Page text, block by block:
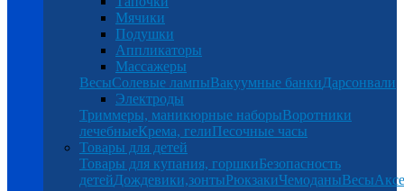
Мячики
Подушки
Аппликаторы
Массажеры
ВесыСолевые лампыВакуумные банкиДарсонвали
Электроды
Триммеры, маникюрные наборыВоротники
лечебныеКрема, гелиПесочные часы
Товары для детей
Товары для купания, горшкиБезопасность
детейДождевики,зонтыРюкзакиЧемоданыВесы